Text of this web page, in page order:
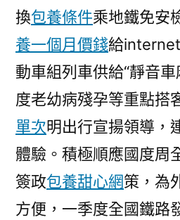
換包養條件乘地鐵免安
養一個月價錢給
動車組列車供給“靜音
度老幼病殘孕等重點搭
單次明出行宣揚領導，
體驗。積極順應國度周
簽政包養甜心網策，為
方便，一季度全國鐵路